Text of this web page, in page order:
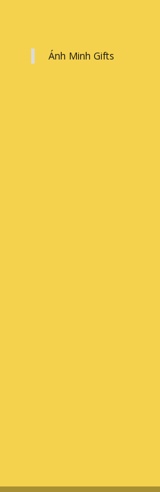
Ánh Minh Gifts